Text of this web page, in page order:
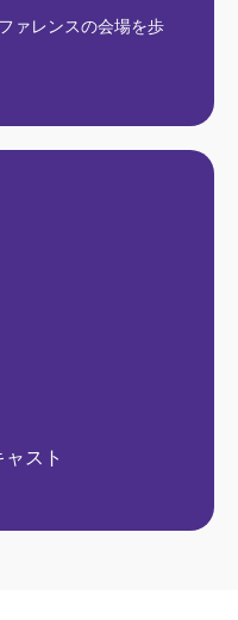
ァレンスの会場を歩
スト